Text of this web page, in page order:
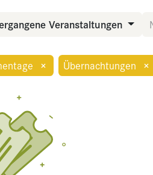
Veranstaltungen
× Übernachtungen ×